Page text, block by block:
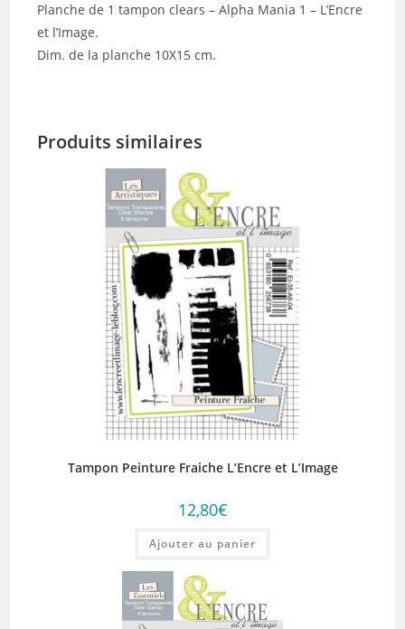
Planche de 1 tampon clears – Alpha Mania 1 – L’Encre
et l’Image.
Dim. de la planche 10X15 cm.
Produits similaires
Tampon Peinture Fraiche L’Encre et L’Image
12,80€
Ajouter au panier